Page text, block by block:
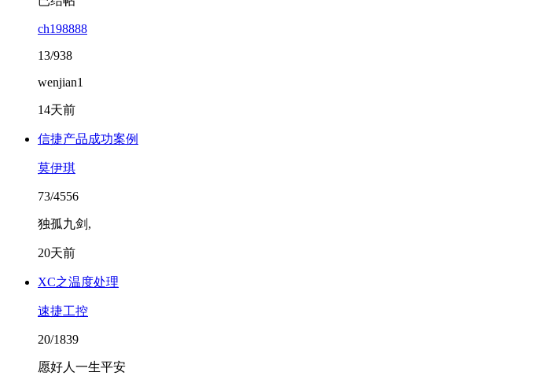
ch198888
13/938
wenjian1
14天前
信捷产品成功案例
莫伊琪
73/4556
独孤九剑,
20天前
XC之温度处理
速捷工控
20/1839
愿好人一生平安